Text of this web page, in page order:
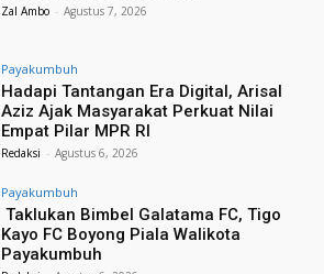
Zal Ambo - Agustus 7, 2026
Payakumbuh
Hadapi Tantangan Era Digital, Arisal
Aziz Ajak Masyarakat Perkuat Nilai
Empat Pilar MPR RI
Redaksi - Agustus 6, 2026
Payakumbuh
Taklukan Bimbel Galatama FC, Tigo
Kayo FC Boyong Piala Walikota
Payakumbuh